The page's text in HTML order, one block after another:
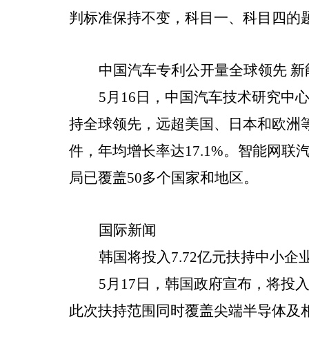
判标准保持不变，科目一、科目四
中国汽车专利公开量全球领先
5月16日，中国汽车技术研究中
持全球领先，远超美国、日本和欧洲
件，年均增长率达17.1%。智能网联
局已覆盖50多个国家和地区。
国际新闻
韩国将投入7.72亿元扶持中小企
5月17日，韩国政府宣布，将投
此次扶持范围同时覆盖尖端半导体及